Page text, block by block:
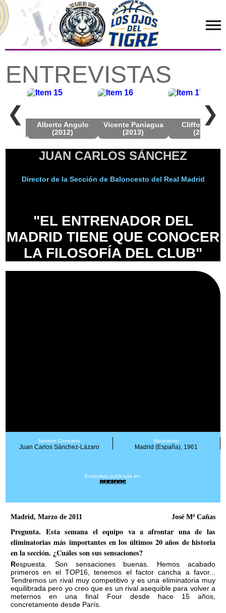
ENTREVISTAS
❮
Alberto Angulo
(2012)
Vicente Paniagua
(2013)
Clifford Luyk
(2013)
❯
JUAN CARLOS SÁNCHEZ
Director de la Sección de Baloncesto del Real Madrid
"EL ENTRENADOR DEL
MADRID TIENE QUE CONOCER
LA FILOSOFÍA DEL CLUB"
Nombre Completo
Juan Carlos Sánchez-Lázaro
Nacimiento
Madrid (España), 1961
Entrevista publicada en:
Rugidos
Madrid, Marzo de 2011 José Mª Cañas
Pregunta. Esta semana el equipo va a afrontar una de las
eliminatorias más importantes en los últimos 20 años de historia
en la sección. ¿Cuáles son sus sensaciones?
Respuesta. Son sensaciones buenas. Hemos acabado
primeros en el TOP16, tenemos el factor cancha a favor...
Tendremos un rival muy competitivo y es una eliminatoria muy
equilibrada pero yo creo que es un rival asequible para volver a
meternos en una final Four desde hace 15 años,
concretamente desde París.